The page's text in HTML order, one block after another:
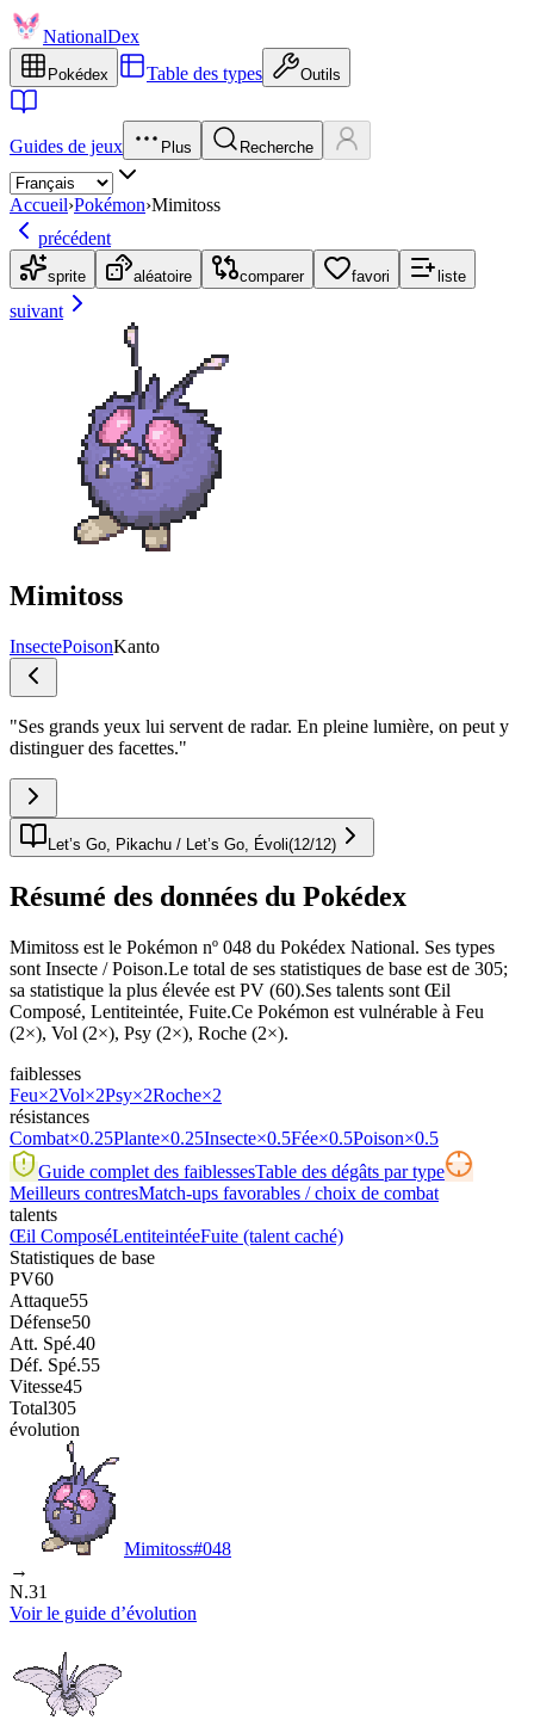
NationalDex
Pokédex Table des types Outils
Guides de jeux Plus Recherche
Accueil›Pokémon›Mimitoss
précédent
sprite aléatoire comparer favori liste
suivant
Mimitoss
InsectePoisonKanto
"Ses grands yeux lui servent de radar. En pleine lumière, on peut y
distinguer des facettes."
Let’s Go, Pikachu / Let’s Go, Évoli(12/12)
Résumé des données du Pokédex
Mimitoss est le Pokémon nº 048 du Pokédex National. Ses types
sont Insecte / Poison.Le total de ses statistiques de base est de 305;
sa statistique la plus élevée est PV (60).Ses talents sont Œil
Composé, Lentiteintée, Fuite.Ce Pokémon est vulnérable à Feu
(2×), Vol (2×), Psy (2×), Roche (2×).
faiblesses
Feu×2Vol×2Psy×2Roche×2
résistances
Combat×0.25Plante×0.25Insecte×0.5Fée×0.5Poison×0.5
Guide complet des faiblessesTable des dégâts par type
Meilleurs contresMatch-ups favorables / choix de combat
talents
Œil ComposéLentiteintéeFuite (talent caché)
Statistiques de base
PV60
Attaque55
Défense50
Att. Spé.40
Déf. Spé.55
Vitesse45
Total305
évolution
Mimitoss#048
→
N.31
Voir le guide d’évolution